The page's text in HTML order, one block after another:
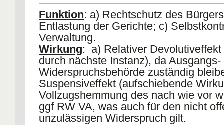
Funktion: a) Rechtschutz des
Entlastung der Gerichte; c)
Verwaltung.
Wirkung: a) Relativer
durch nächste Instanz), da Ausgangs-
Widerspruchsbehörde zuständig
Suspensiveffekt (aufschiebende
Vollzugshemmung des nach wie vor
ggf RW VA, was auch für den nicht
unzulässigen Widerspruch gilt.